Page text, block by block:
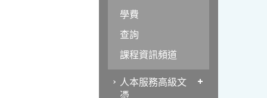
學費
查詢
課程資訊頻道
人本服務高級文
憑